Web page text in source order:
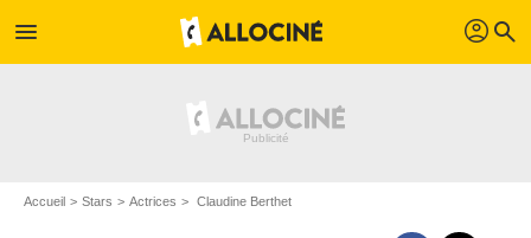
menu profil search
Accueil Stars Actrices Claudine Berthet